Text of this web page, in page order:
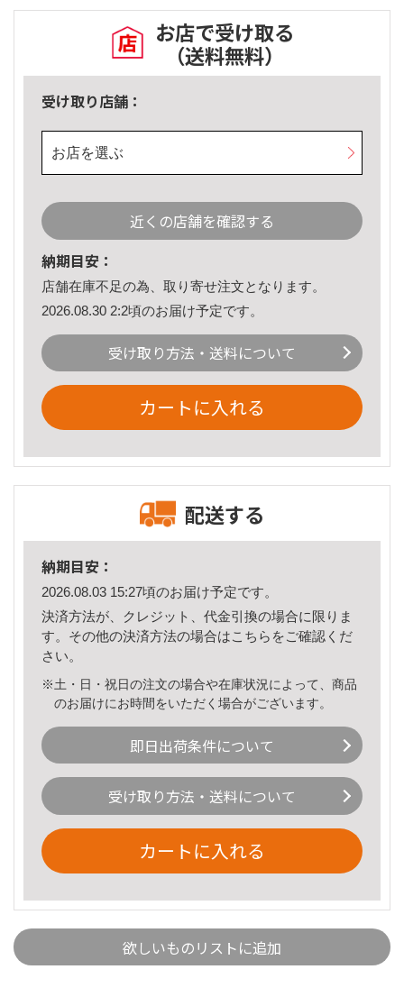
お店で受け取る
（送料無料）
受け取り店舗：
お店を選ぶ
近くの店舗を確認する
納期目安：
店舗在庫不足の為、取り寄せ注文となります。
2026.08.30 2:2頃のお届け予定です。
受け取り方法・送料について
カートに入れる
配送する
納期目安：
2026.08.03 15:27頃のお届け予定です。
決済方法が、クレジット、代金引換の場合に限りま
す。その他の決済方法の場合はこちら をご確認くだ
さい。
※土・日・祝日の注文の場合や在庫状況によって、商品
のお届けにお時間をいただく場合がございます。
即日出荷条件について
受け取り方法・送料について
カートに入れる
欲しいものリストに追加